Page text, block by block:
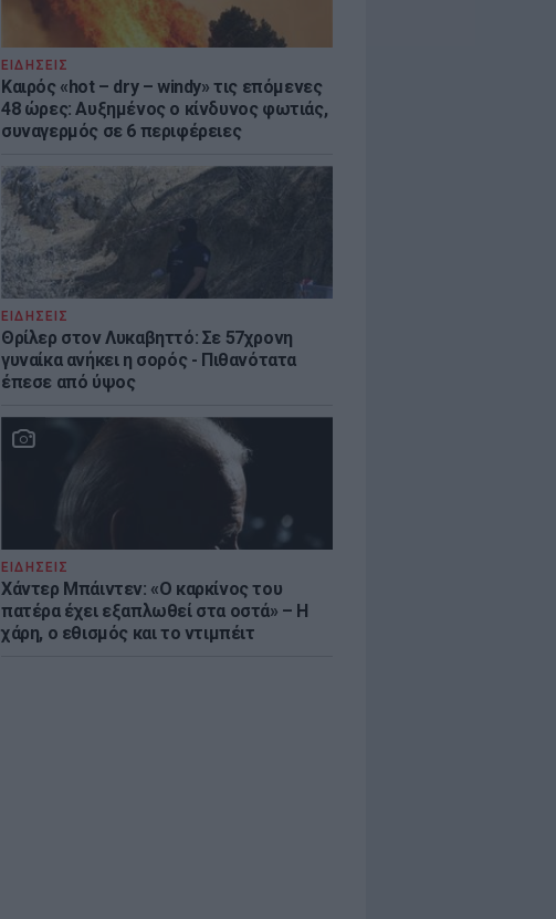
ΕΙΔΗΣΕΙΣ
Καιρός «hot – dry – windy» τις επόμενες
48 ώρες: Αυξημένος ο κίνδυνος φωτιάς,
συναγερμός σε 6 περιφέρειες
ΕΙΔΗΣΕΙΣ
Θρίλερ στον Λυκαβηττό: Σε 57χρονη
γυναίκα ανήκει η σορός - Πιθανότατα
έπεσε από ύψος
ΕΙΔΗΣΕΙΣ
Χάντερ Μπάιντεν: «Ο καρκίνος του
πατέρα έχει εξαπλωθεί στα οστά» – Η
χάρη, ο εθισμός και το ντιμπέιτ